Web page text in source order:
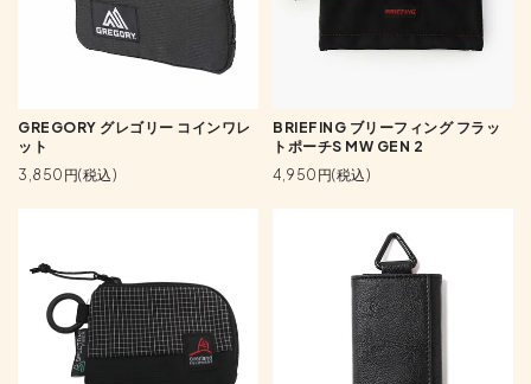
GREGORY グレゴリー コインワレ
ット
3,850円(税込)
BRIEFING ブリーフィング フラッ
トポーチS MW GEN 2
4,950円(税込)